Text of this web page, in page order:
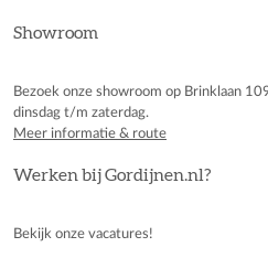
Showroom
Bezoek onze showroom op Brinklaan
dinsdag t/m zaterdag.
Meer informatie & route
Werken bij Gordijnen.nl?
Bekijk onze vacatures!